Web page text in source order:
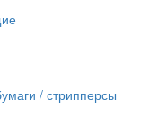
/ стрипперсы